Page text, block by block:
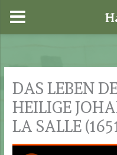
springen
DAS LEBEN
HEILIGE
LA SALLE